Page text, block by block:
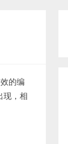
的编
现，相